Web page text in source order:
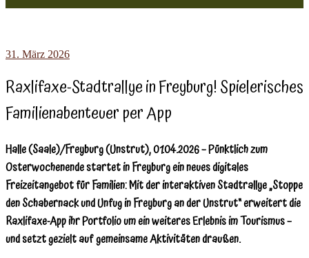
31. März 2026
Raxlifaxe-Stadtrallye in Freyburg! Spielerisches
Familienabenteuer per App
Halle (Saale)/Freyburg (Unstrut), 01.04.2026 – Pünktlich zum
Osterwochenende startet in Freyburg ein neues digitales
Freizeitangebot für Familien: Mit der interaktiven Stadtrallye „Stoppe
den Schabernack und Unfug in Freyburg an der Unstrut“ erweitert die
Raxlifaxe-App ihr Portfolio um ein weiteres Erlebnis im Tourismus –
und setzt gezielt auf gemeinsame Aktivitäten draußen.